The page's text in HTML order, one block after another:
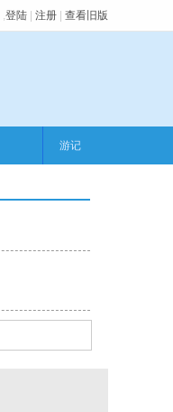
,登陆 注册 查看旧版
游记